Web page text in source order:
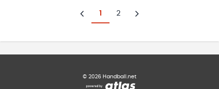
Zurück
1 2
Weiter
© 2026 Handball.net